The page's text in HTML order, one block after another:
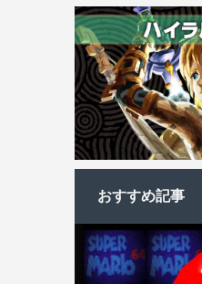
おすすめ記事